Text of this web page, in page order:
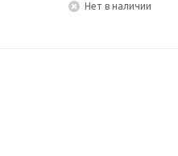
Нет в наличии